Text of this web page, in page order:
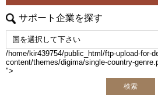
サポート企業を探す
/home/kir439754/public_html/ftp-upload-for-
content/themes/digima/single-country-
">
検索